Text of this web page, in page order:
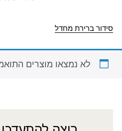
סידור ברירת מחדל
לא נמצאו מוצרים